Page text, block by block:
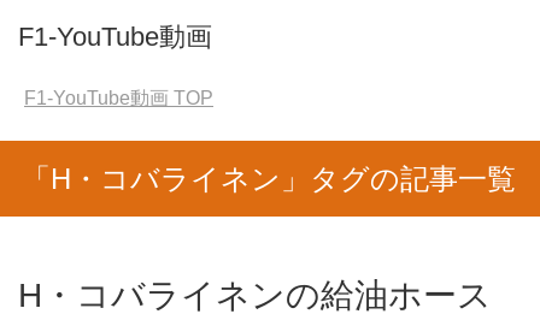
F1-YouTube動画
F1-YouTube動画 TOP
「H・コバライネン」タグの記事一覧
H・コバライネンの給油ホース